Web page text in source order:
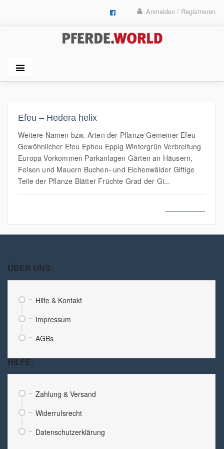
Anmelden / Registrieren
Efeu – Hedera helix
Weitere Namen bzw. Arten der Pflanze Gemeiner Efeu
Gewöhnlicher Efeu Epheu Eppig Wintergrün Verbreitung
Europa Vorkommen Parkanlagen Gärten an Häusern,
Felsen und Mauern Buchen- und Eichenwälder Giftige
Teile der Pflanze Blätter Früchte Grad der Gi...
ÜBER UNS:
Hilfe & Kontakt
Impressum
AGBs
HILFE:
Zahlung & Versand
Widerrufsrecht
Datenschutzerklärung